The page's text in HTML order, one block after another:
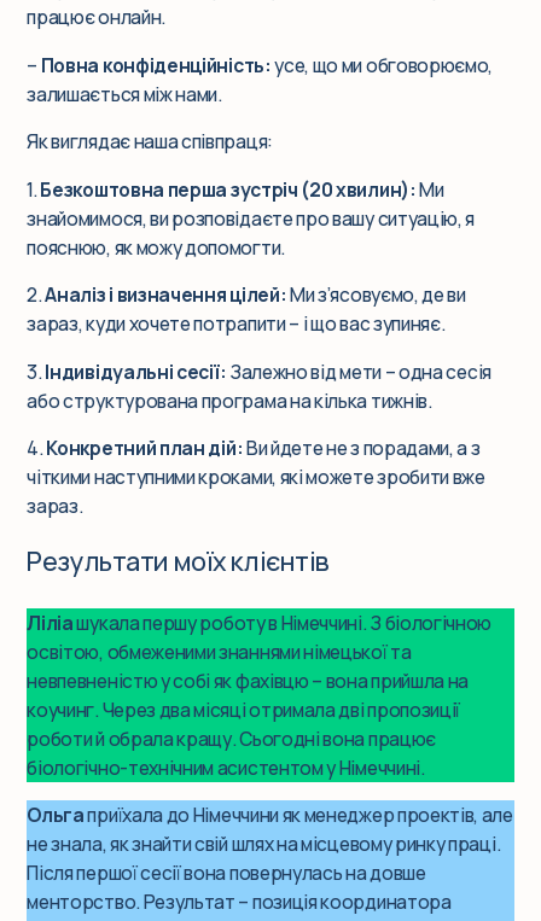
працює онлайн.
– Повна конфіденційність:усе, що ми обговорюємо,
залишається між нами.
Як виглядає наша співпраця:
1.Безкоштовна перша зустріч (20 хвилин):Ми
знайомимося, ви розповідаєте про вашу ситуацію, я
пояснюю, як можу допомогти.
2.Аналіз і визначення цілей:Ми з’ясовуємо, де ви
зараз, куди хочете потрапити – і що вас зупиняє.
3.Індивідуальні сесії: Залежно від мети – одна сесія
або структурована програма на кілька тижнів.
4.Конкретний план дій:Ви йдете не з порадами, а з
чіткими наступними кроками, які можете зробити вже
зараз.
Результати моїх клієнтів
Ліліашукала першу роботу в Німеччині. З біологічною
освітою, обмеженими знаннями німецької та
невпевненістю у собі як фахівцю – вона прийшла на
коучинг. Через два місяці отримала дві пропозиції
роботи й обрала кращу. Сьогодні вона працює
біологічно-технічним асистентом у Німеччині.
Ольгаприїхала до Німеччини як менеджер проектів, але
не знала, як знайти свій шлях на місцевому ринку праці.
Після першої сесії вона повернулась на довше
менторство. Результат – позиція координатора